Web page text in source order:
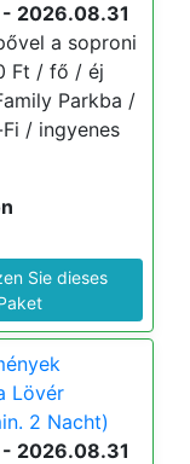
2026.08.31
a soproni
Ft / fő / éj
Parkba /
/ ingyenes
Sie dieses
Lövér
2 Nacht)
2026.08.31